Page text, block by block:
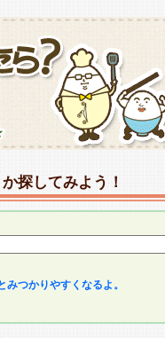
探してみよう！
つかりやすくなるよ。